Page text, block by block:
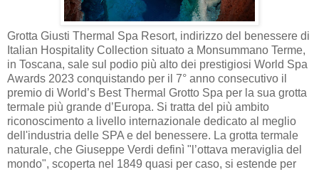
Grotta Giusti Thermal Spa Resort, indirizzo del benessere di
Italian Hospitality Collection situato a Monsummano Terme,
in Toscana, sale sul podio più alto dei prestigiosi World Spa
Awards 2023 conquistando per il 7° anno consecutivo il
premio di World’s Best Thermal Grotto Spa per la sua grotta
termale più grande d’Europa. Si tratta del più ambito
riconoscimento a livello internazionale dedicato al meglio
dell'industria delle SPA e del benessere. La grotta termale
naturale, che Giuseppe Verdi definì "l’ottava meraviglia del
mondo", scoperta nel 1849 quasi per caso, si estende per